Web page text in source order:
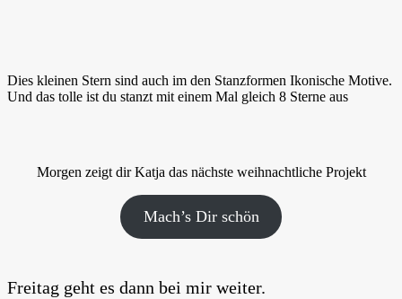
Dies kleinen Stern sind auch im den Stanzformen Ikonische Motive.
Und das tolle ist du stanzt mit einem Mal gleich 8 Sterne aus
Morgen zeigt dir Katja das nächste weihnachtliche Projekt
Mach’s Dir schön
Freitag geht es dann bei mir weiter.